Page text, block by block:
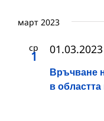
март 2023
ср
1
Връчване
в